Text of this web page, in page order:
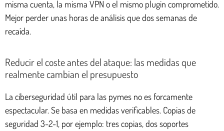
misma cuenta, la misma VPN o el mismo plugin comprometido.
Mejor perder unas horas de análisis que dos semanas de
recaída.
Reducir el coste antes del ataque: las medidas que
realmente cambian el presupuesto
La ciberseguridad útil para las pymes no es forcamente
espectacular. Se basa en medidas verificables. Copias de
seguridad 3-2-1, por ejemplo: tres copias, dos soportes